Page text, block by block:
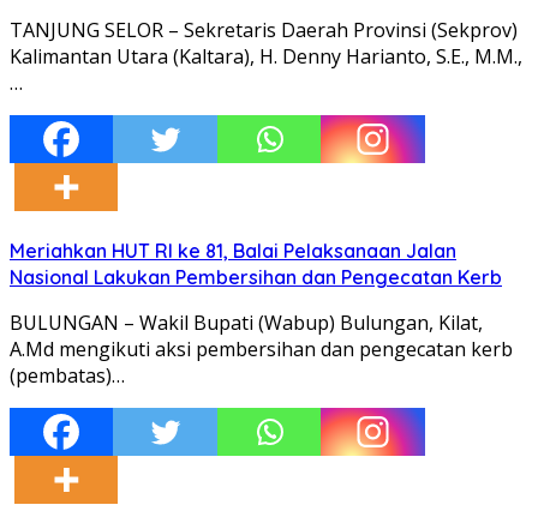
TANJUNG SELOR – Sekretaris Daerah Provinsi (Sekprov)
Kalimantan Utara (Kaltara), H. Denny Harianto, S.E., M.M.,
…
Meriahkan HUT RI ke 81, Balai Pelaksanaan Jalan
Nasional Lakukan Pembersihan dan Pengecatan Kerb
BULUNGAN – Wakil Bupati (Wabup) Bulungan, Kilat,
A.Md mengikuti aksi pembersihan dan pengecatan kerb
(pembatas)…